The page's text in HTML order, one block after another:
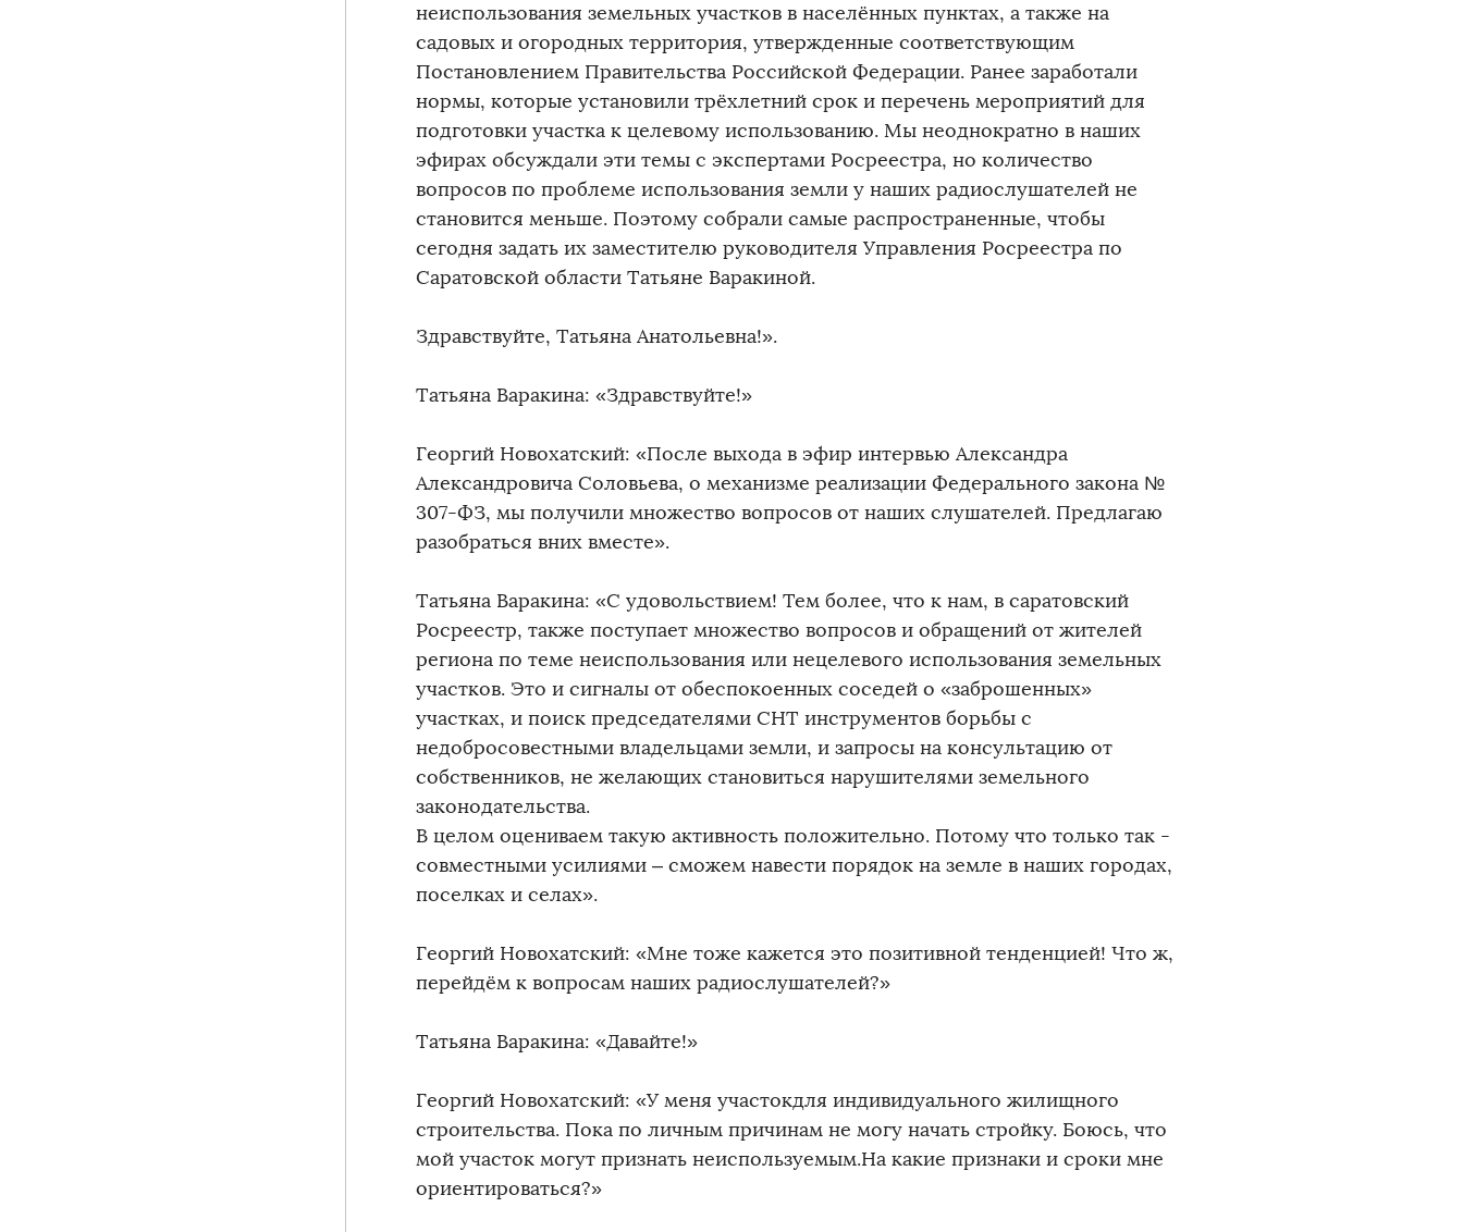
неиспользования земельных участков в населённых пунктах, а также на
садовых и огородных территория, утвержденные соответствующим
Постановлением Правительства Российской Федерации. Ранее заработали
нормы, которые установили трёхлетний срок и перечень мероприятий для
подготовки участка к целевому использованию. Мы неоднократно в наших
эфирах обсуждали эти темы с экспертами Росреестра, но количество
вопросов по проблеме использования земли у наших радиослушателей не
становится меньше. Поэтому собрали самые распространенные, чтобы
сегодня задать их заместителю руководителя Управления Росреестра по
Саратовской области Татьяне Варакиной.
Здравствуйте, Татьяна Анатольевна!».
Татьяна Варакина: «Здравствуйте!»
Георгий Новохатский: «После выхода в эфир интервью Александра
Александровича Соловьева, о механизме реализации Федерального закона №
307-ФЗ, мы получили множество вопросов от наших слушателей. Предлагаю
разобраться вних вместе».
Татьяна Варакина: «С удовольствием! Тем более, что к нам, в саратовский
Росреестр, также поступает множество вопросов и обращений от жителей
региона по теме неиспользования или нецелевого использования земельных
участков. Это и сигналы от обеспокоенных соседей о «заброшенных»
участках, и поиск председателями СНТ инструментов борьбы с
недобросовестными владельцами земли, и запросы на консультацию от
собственников, не желающих становиться нарушителями земельного
законодательства.
В целом оцениваем такую активность положительно. Потому что только так -
совместными усилиями – сможем навести порядок на земле в наших городах,
поселках и селах».
Георгий Новохатский: «Мне тоже кажется это позитивной тенденцией! Что ж,
перейдём к вопросам наших радиослушателей?»
Татьяна Варакина: «Давайте!»
Георгий Новохатский: «У меня участокдля индивидуального жилищного
строительства. Пока по личным причинам не могу начать стройку. Боюсь, что
мой участок могут признать неиспользуемым.На какие признаки и сроки мне
ориентироваться?»